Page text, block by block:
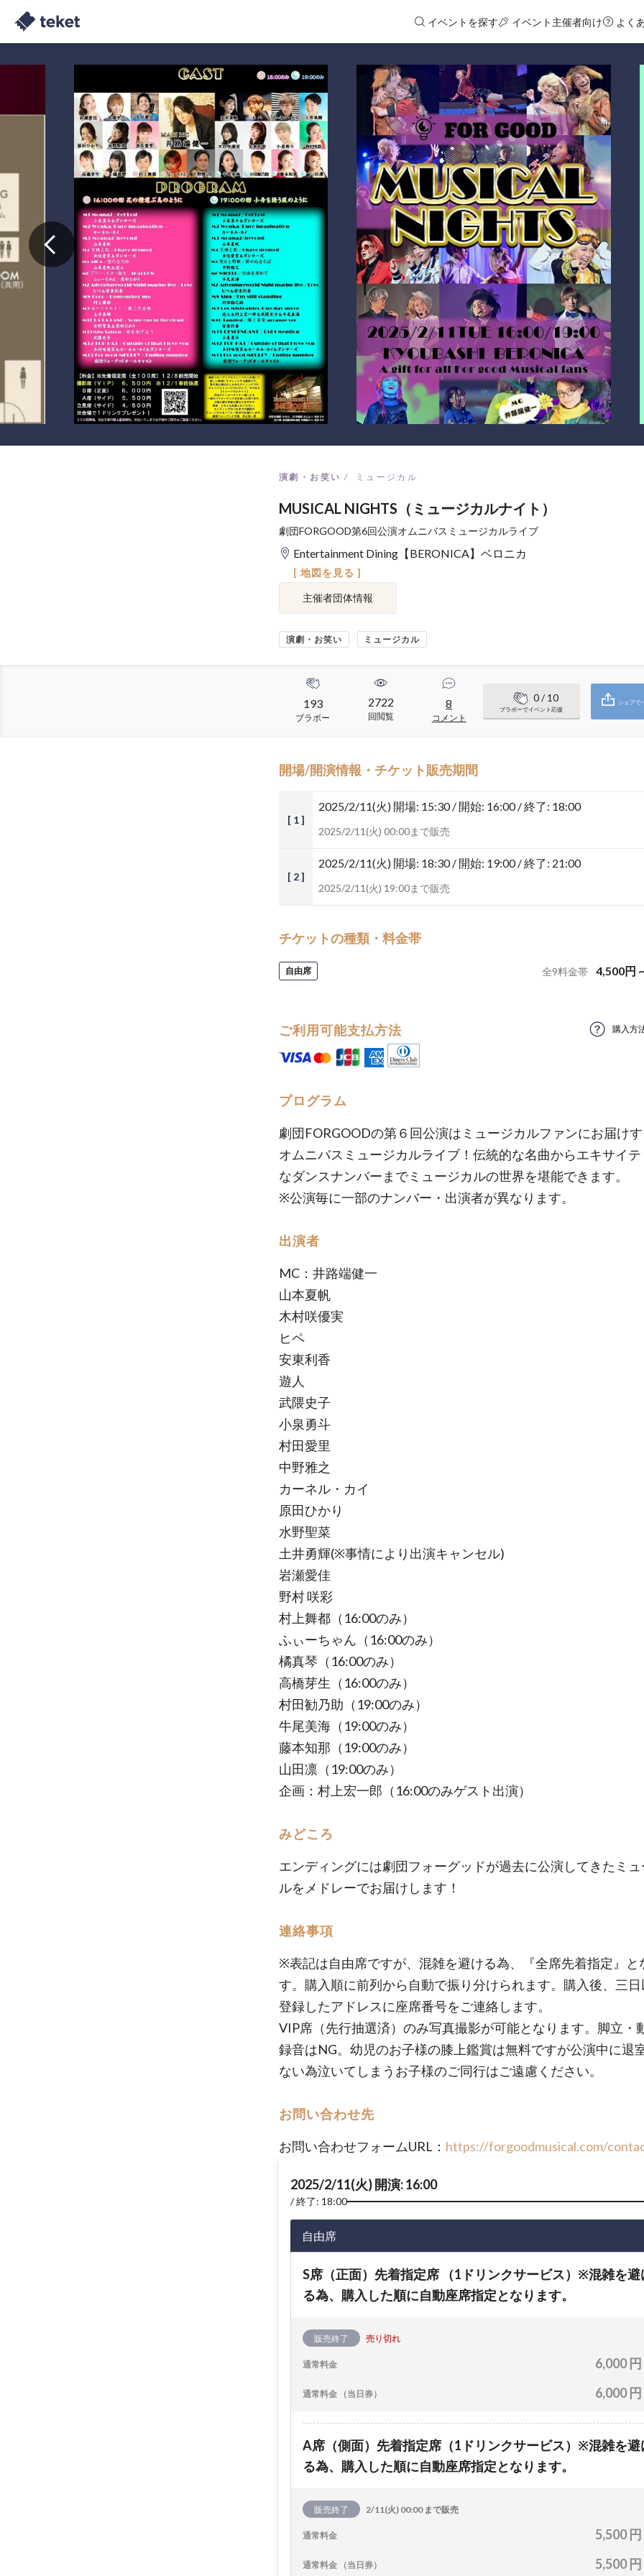
イベントを探す イベント主催者向け よく
演劇・お笑い ミュージカル
MUSICAL NIGHTS（ミュージカルナイト）
劇団FORGOOD第6回公演オムニバスミュージカルライブ
Entertainment Dining【BERONICA】ベロニカ
[ 地図を見る ]
主催者団体情報
演劇・お笑い ミュージカル
193
ブラボー
2722
回閲覧
8
コメント
0/ 10
ブラボーでイベント応援
シェアで
開場/開演情報・チケット販売期間
[ 1 ]
2025/2/11(火) 開場: 15:30 / 開始: 16:00 / 終了: 18:00
2025/2/11(火) 00:00まで販売
[ 2 ]
2025/2/11(火) 開場: 18:30 / 開始: 19:00 / 終了: 21:00
2025/2/11(火) 19:00まで販売
チケットの種類・料金帯
自由席 全9料金帯 4,500円
ご利用可能支払方法 購入方
プログラム
劇団FORGOODの第６回公演はミュージカルファンにお届け
オムニバスミュージカルライブ！伝統的な名曲からエキサイ
なダンスナンバーまでミュージカルの世界を堪能できます。
※公演毎に一部のナンバー・出演者が異なります。
出演者
MC：井路端健一
山本夏帆
木村咲優実
ヒペ
安東利香
遊人
武隈史子
小泉勇斗
村田愛里
中野雅之
カーネル・カイ
原田ひかり
水野聖菜
土井勇輝(※事情により出演キャンセル)
岩瀬愛佳
野村 咲彩
村上舞都（16:00のみ）
ふぃーちゃん（16:00のみ）
橘真琴（16:00のみ）
高橋芽生（16:00のみ）
村田勧乃助（19:00のみ）
牛尾美海（19:00のみ）
藤本知那（19:00のみ）
山田凛（19:00のみ）
企画：村上宏一郎（16:00のみゲスト出演）
みどころ
エンディングには劇団フォーグッドが過去に公演してきたミ
ルをメドレーでお届けします！
連絡事項
※表記は自由席ですが、混雑を避ける為、『全席先着指定』と
す。購入順に前列から自動で振り分けられます。購入後、三
登録したアドレスに座席番号をご連絡します。
VIP席（先行抽選済）のみ写真撮影が可能となります。脚立・
録音はNG。幼児のお子様の膝上鑑賞は無料ですが公演中に退
ない為泣いてしまうお子様のご同行はご遠慮ください。
お問い合わせ先
お問い合わせフォームURL： https://forgoodmusical.com/
2025/2/11(火) 開演: 16:00
終了: 18:00
自由席
S席（正面）先着指定席 （1ドリンクサービス）※混雑を避
る為、購入した順に自動座席指定となります。
販売終了 売り切れ
通常料金 6,000 円
通常料金 （当日券） 6,000 円
A席（側面）先着指定席（1ドリンクサービス）※混雑を避
る為、購入した順に自動座席指定となります。
販売終了 2/11(火) 00:00 まで販売
通常料金 5,500 円
通常料金 （当日券） 5,500 円